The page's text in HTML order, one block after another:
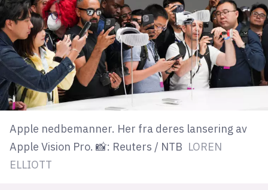
Apple nedbemanner. Her fra deres lansering av
Apple Vision Pro. 📸: Reuters / NTB LOREN
ELLIOTT
utdanning sikkerhet
kontor
frontend
backend
apputvikling
devops
IoT
design
tilgjengelighet
ukas koder
hobby